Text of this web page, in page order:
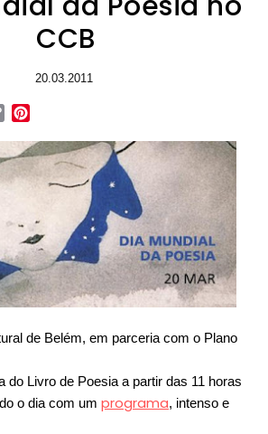
CCB
20.03.2011
Copy
de Belém, em parceria com o Plano
do Livro de Poesia a partir das 11 horas
o dia com um programa, intenso e